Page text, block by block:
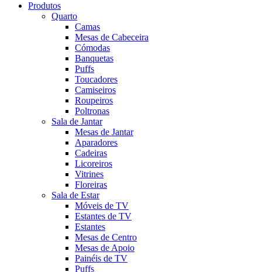
Produtos
Quarto
Camas
Mesas de Cabeceira
Cómodas
Banquetas
Puffs
Toucadores
Camiseiros
Roupeiros
Poltronas
Sala de Jantar
Mesas de Jantar
Aparadores
Cadeiras
Licoreiros
Vitrines
Floreiras
Sala de Estar
Móveis de TV
Estantes de TV
Estantes
Mesas de Centro
Mesas de Apoio
Painéis de TV
Puffs